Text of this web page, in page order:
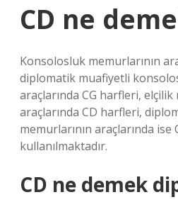
CD ne
Konsolosluk memurlarının
diplomatik muafiyetli
araçlarında CG harfleri, elçilik
araçlarında CD harfleri,
memurlarının araçlarında
kullanılmaktadır.
CD ne demek